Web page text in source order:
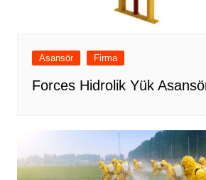
Asansör Firma
Forces Hidrolik Yük